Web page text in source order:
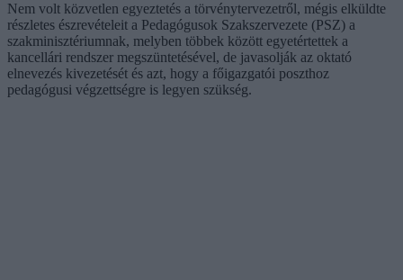
Nem volt közvetlen egyeztetés a törvénytervezetről, mégis elküldte
részletes észrevételeit a Pedagógusok Szakszervezete (PSZ) a
szakminisztériumnak, melyben többek között egyetértettek a
kancellári rendszer megszüntetésével, de javasolják az oktató
elnevezés kivezetését és azt, hogy a főigazgatói poszthoz
pedagógusi végzettségre is legyen szükség.